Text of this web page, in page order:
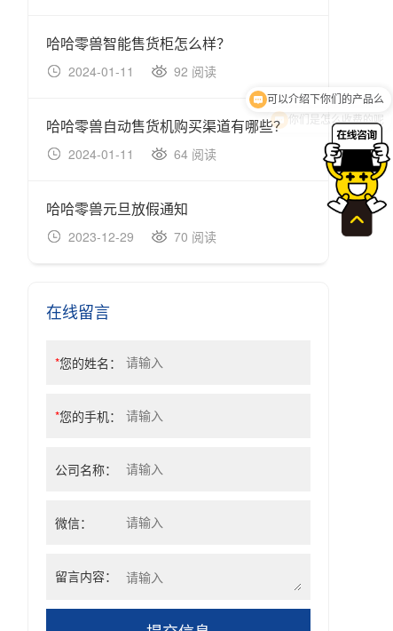
哈哈零兽智能售货柜怎么样？
哈哈零兽自动售货机购买渠道有哪些？
哈哈零兽元旦放假通知
关于
智能
在线留言
你们是怎么收费的呢